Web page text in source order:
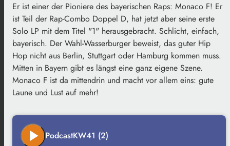
Er ist einer der Pioniere des bayerischen Raps: Monaco F! Er
ist Teil der Rap-Combo Doppel D, hat jetzt aber seine erste
Solo LP mit dem Titel "1" herausgebracht. Schlicht, einfach,
bayerisch. Der Wahl-Wasserburger beweist, das guter Hip
Hop nicht aus Berlin, Stuttgart oder Hamburg kommen muss.
Mitten in Bayern gibt es längst eine ganz eigene Szene.
Monaco F ist da mittendrin und macht vor allem eins: gute
Laune und Lust auf mehr!
play_arrow PodcastKW41 (2)